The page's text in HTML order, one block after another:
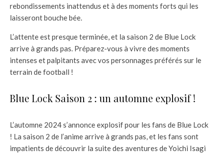
rebondissements inattendus et à des moments forts qui les
laisseront bouche bée.
L’attente est presque terminée, et la saison 2 de Blue Lock
arrive à grands pas. Préparez-vous à vivre des moments
intenses et palpitants avec vos personnages préférés sur le
terrain de football !
Blue Lock Saison 2 : un automne explosif !
L’automne 2024 s’annonce explosif pour les fans de Blue Lock
! La saison 2 de l’anime arrive à grands pas, et les fans sont
impatients de découvrir la suite des aventures de Yoichi Isagi